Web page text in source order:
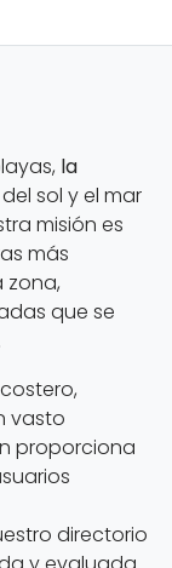
la
sol y el mar
misión es
más
zona,
que se
vasto
proporciona
directorio